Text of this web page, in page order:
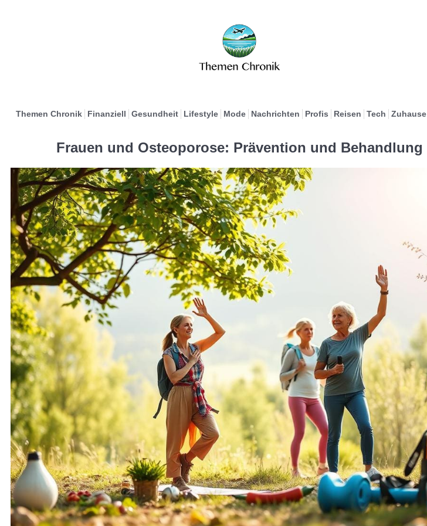
Themen Chronik Finanziell Gesundheit Lifestyle Mode Nachrichten Profis Reisen Tech Zuhause
Frauen und Osteoporose: Prävention und Behandlung